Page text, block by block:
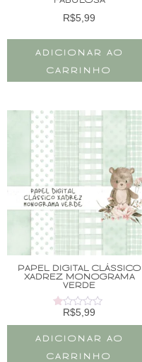
R$5,99
ADICIONAR AO
CARRINHO
PAPEL DIGITAL CLÁSSICO
XADREZ MONOGRAMA
VERDE
Avaliação
1.00
de
5
R$5,99
ADICIONAR AO
CARRINHO